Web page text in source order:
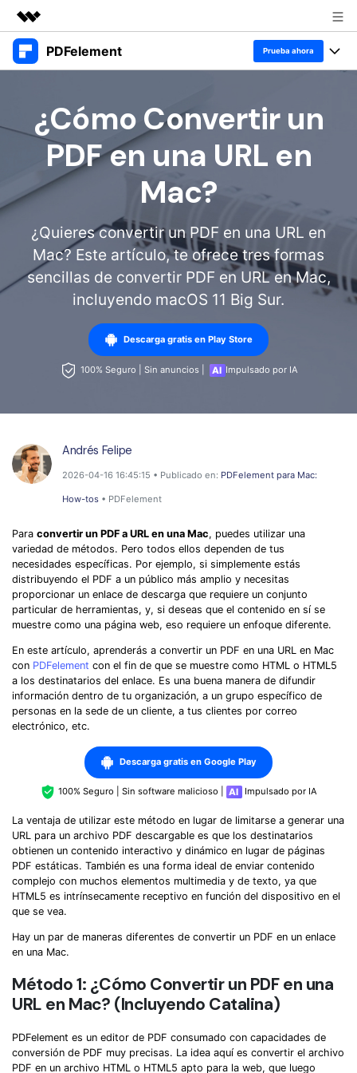
Productos destacados
Utilidades
Resumen
Soluciones
Quiénes somos
Sala de prensa
Soporte
PDFelement Prueba ahora
Escritorio
PDFelement para Windows
PDFelement para Mac
Aplicación móvil
PDFelement para iPhone/iPad
PDFelement para Android
Wondershare PDFelement Cloud
Comprimir PDF
Convertir Word a PDF
Lector de IA
Más herrmientas online
Características
Educativas
Anotar PDF
Crear PDF
Unir PDF
Imprimir PDF
Personales
Comprimir PDF
Organizar PDF
Profesionales
Formulario de PDF
Firmar PDF
eSign PDF
PDF por lotes
Censurar PDF
PDF OCR
Extraer datos de PDF
Proteger PDF
Compartir PDF
Soluciones completas
Educación
Servicio de TI
Legal
Sanidad
Finanzas
Chat con PDF
Resumidor de PDF con IA
Traductor de PDF con IA
Corrector gramatical de IA
Chat IA con imagen
Explicar PDF con IA
Todas las herramientas de IA
Blog
IA de PDF
Anotación de PDF
Edición de PDF
Conversión de PDF
Trucos para Mac
Trucos para Windows
Trucos para móviles
Ver más
¿Por qué PDFelement?
Reseñas
Historias de clientes
Comparación de software
Usar mejor PDFelement
¿Qué hay de nuevo?
Especificaciones técnicas
Soporte de contacto
Guía del usuario
PDFelement para Windows
PDFelement para Mac
Videos tutoriales
PDFelement para iOS
Negocios
1-10 usuarios
10+ usuarios
Prueba gratis Comprar ahora
¿Cómo Convertir un
PDF en una URL en
Mac?
¿Quieres convertir un PDF en una URL en
Mac? Este artículo, te ofrece tres formas
sencillas de convertir PDF en URL en Mac,
incluyendo macOS 11 Big Sur.
Descarga gratis en Play Store
100% Seguro | Sin anuncios | Impulsado por IA
Andrés Felipe
2026-04-16 16:45:15 • Publicado en: PDFelement para Mac:
How-tos• PDFelement
Para convertir un PDF a URL en una Mac, puedes utilizar una
variedad de métodos. Pero todos ellos dependen de tus
necesidades específicas. Por ejemplo, si simplemente estás
distribuyendo el PDF a un público más amplio y necesitas
proporcionar un enlace de descarga que requiere un conjunto
particular de herramientas, y, si deseas que el contenido en sí se
muestre como una página web, eso requiere un enfoque diferente.
En este artículo, aprenderás a convertir un PDF en una URL en Mac
con PDFelement con el fin de que se muestre como HTML o HTML5
a los destinatarios del enlace. Es una buena manera de difundir
información dentro de tu organización, a un grupo específico de
personas en la sede de un cliente, a tus clientes por correo
electrónico, etc.
Descarga gratis en Google Play
100% Seguro | Sin software malicioso | Impulsado por IA
La ventaja de utilizar este método en lugar de limitarse a generar una
URL para un archivo PDF descargable es que los destinatarios
obtienen un contenido interactivo y dinámico en lugar de páginas
PDF estáticas. También es una forma ideal de enviar contenido
complejo con muchos elementos multimedia y de texto, ya que
HTML5 es intrínsecamente receptivo en función del dispositivo en el
que se vea.
Hay un par de maneras diferentes de convertir un PDF en un enlace
en una Mac.
Método 1: ¿Cómo Convertir un PDF en una
URL en Mac? (Incluyendo Catalina)
PDFelement es un editor de PDF consumado con capacidades de
conversión de PDF muy precisas. La idea aquí es convertir el archivo
PDF en un archivo HTML o HTML5 apto para la web, que luego